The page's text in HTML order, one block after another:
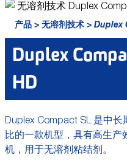
产品 > 无溶剂技术 > Duplex
Duplex
HD
Duplex Compact SL 是中
比的一款机型，具有高生产
机，用于无溶剂粘结剂。